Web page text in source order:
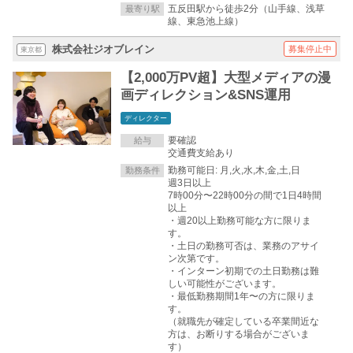
最寄り駅
五反田駅から徒歩2分（山手線、浅草
線、東急池上線）
東京都 株式会社ジオブレイン 募集停止中
【2,000万PV超】大型メディアの漫
画ディレクション&SNS運用
ディレクター
給与
要確認
交通費支給あり
勤務条件
勤務可能日: 月,火,水,木,金,土,日
週3日以上
7時00分〜22時00分の間で1日4時間
以上
・週20以上勤務可能な方に限りま
す。
・土日の勤務可否は、業務のアサイ
ン次第です。
・インターン初期での土日勤務は難
しい可能性がございます。
・最低勤務期間1年〜の方に限りま
す。
（就職先が確定している卒業間近な
方は、お断りする場合がございま
す）